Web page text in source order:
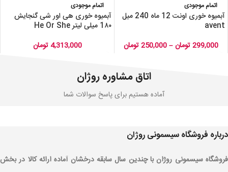
اتمام موجودی
آبمیوه خوری اونت 12 ماه 240 میل
avent
299,000تومان–
250,000تومان
اتمام موجودی
آبمیوه خوری هی اور شی گنجایش
1۸۰ میلی لیتر He Or She
4,313,000تومان
اتاق مشاوره روژان
آماده هستیم برای پاسخ سوالات شما
درباره فروشگاه سیسمونی روژان
فروشگاه سیسمونی روژان با چندین سال سابقه درخشان آماده ارائه کالا در بخش